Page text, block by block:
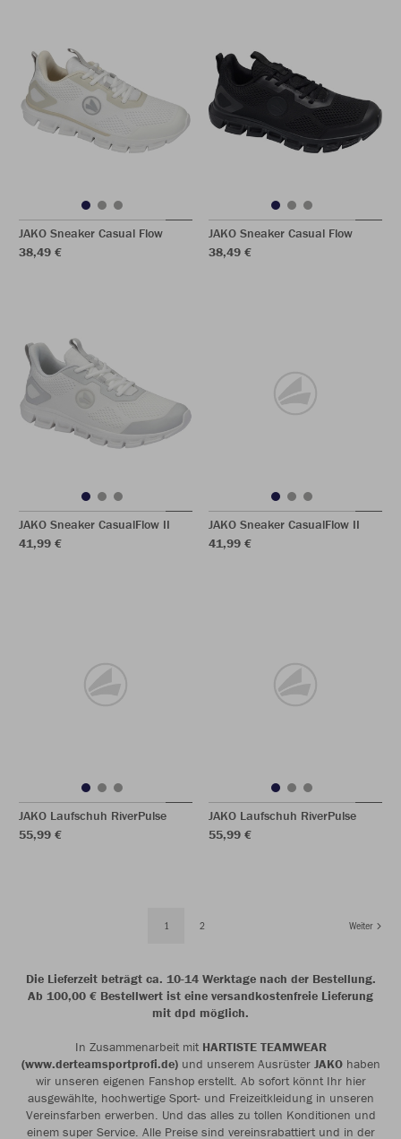
JAKO Sneaker Casual Flow
38,49 €
JAKO Sneaker Casual Flow
38,49 €
JAKO Sneaker CasualFlow II
41,99 €
JAKO Sneaker CasualFlow II
41,99 €
JAKO Laufschuh RiverPulse
55,99 €
JAKO Laufschuh RiverPulse
55,99 €
1 2 Weiter
Die Lieferzeit beträgt ca. 10-14 Werktage nach der Bestellung.
Ab 100,00 € Bestellwert ist eine versandkostenfreie Lieferung
mit dpd möglich.
In Zusammenarbeit mit HARTISTE TEAMWEAR
(www.derteamsportprofi.de)und unserem Ausrüster JAKOhaben
wir unseren eigenen Fanshop erstellt. Ab sofort könnt Ihr hier
ausgewählte, hochwertige Sport- und Freizeitkleidung in unseren
Vereinsfarben erwerben. Und das alles zu tollen Konditionen und
einem super Service. Alle Preise sind vereinsrabattiert und in der